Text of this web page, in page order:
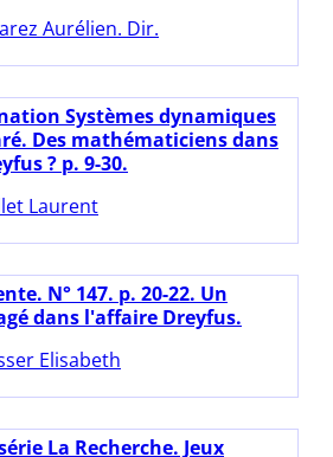
Aurélien. Dir.
Systèmes dynamiques
Des mathématiciens dans
? p. 9-30.
Laurent
N° 147. p. 20-22. Un
dans l'affaire Dreyfus.
Elisabeth
La Recherche. Jeux